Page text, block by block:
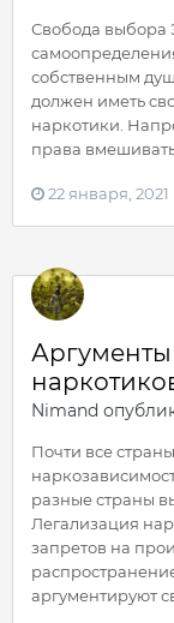
Свобода выбора
собственным
должен иметь
наркотики.
права
22 января, 2021
Аргументы
Nimand
Почти все
разные страны
Легализация
запретов на
аргументируют